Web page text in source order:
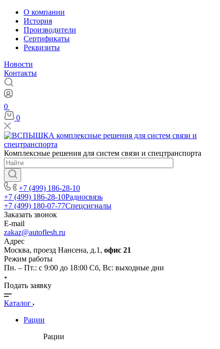
О компании
История
Производители
Сертификаты
Реквизиты
Новости
Контакты
0
0
Комплексные решения для систем связи и спецтранспорта
+7 (499) 186-28-10
+7 (499) 186-28-10Радиосвязь
+7 (499) 180-07-77Спецсигналы
Заказать звонок
E-mail
zakaz@autoflesh.ru
Адрес
Москва, проезд Нансена, д.1, офис 21
Режим работы
Пн. – Пт.: с 9:00 до 18:00 Cб, Вс: выходные дни
Подать заявку
Каталог
Рации
Рации